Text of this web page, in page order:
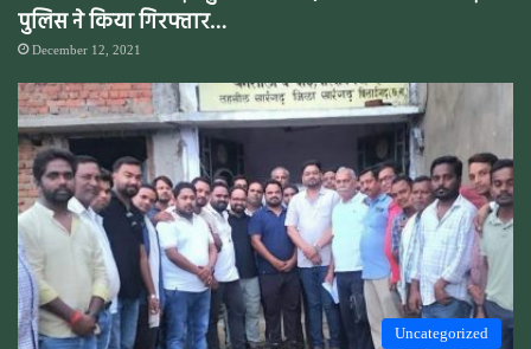
पुलिस ने किया गिरफ्तार…
December 12, 2021
Uncategorized